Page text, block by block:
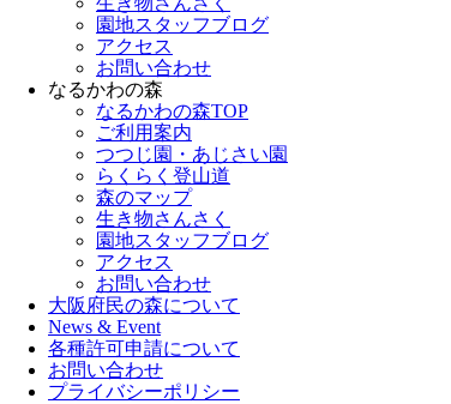
園地スタッフブログ
アクセス
お問い合わせ
なるかわの森
なるかわの森TOP
ご利用案内
つつじ園・あじさい園
らくらく登山道
森のマップ
生き物さんさく
園地スタッフブログ
アクセス
お問い合わせ
大阪府民の森について
News & Event
各種許可申請について
お問い合わせ
プライバシーポリシー